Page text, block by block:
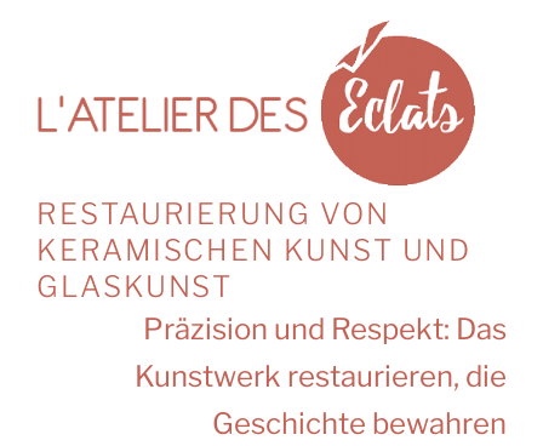
RESTAURIERUNG VON
KERAMISCHEN KUNST UND
GLASKUNST
Präzision und Respekt: Das
Kunstwerk restaurieren, die
Geschichte bewahren